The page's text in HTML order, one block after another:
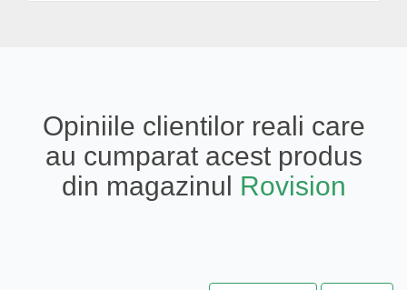
Opiniile clientilor reali care
au cumparat acest produs
din magazinul Rovision